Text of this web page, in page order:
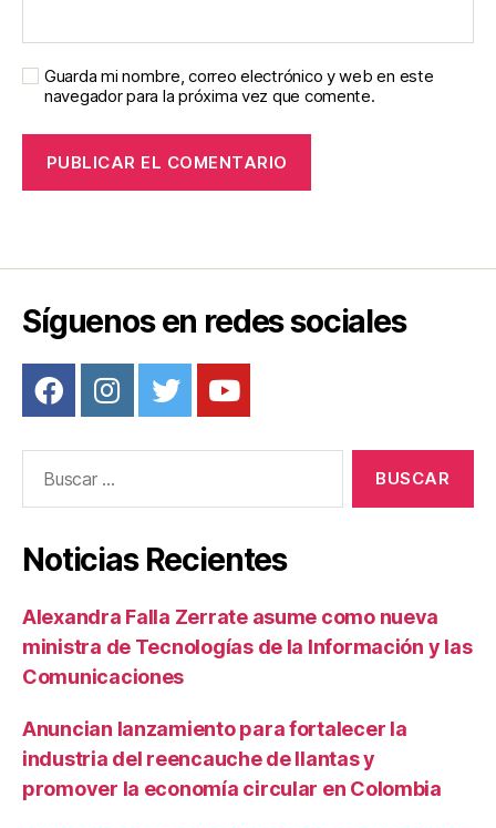
Guarda mi nombre, correo electrónico y web en este
navegador para la próxima vez que comente.
Síguenos en redes sociales
Noticias Recientes
Alexandra Falla Zerrate asume como nueva
ministra de Tecnologías de la Información y las
Comunicaciones
Anuncian lanzamiento para fortalecer la
industria del reencauche de llantas y
promover la economía circular en Colombia